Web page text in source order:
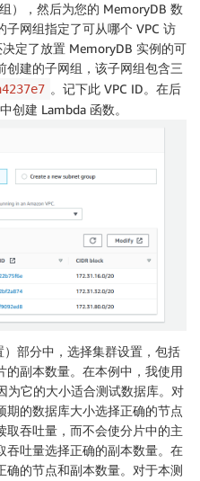
组），然后为您的 MemoryDB 数
网组指定了可从哪个 VPC 访
定了放置 MemoryDB 实例的可
创建的子网组，该子网组包含三
。记下此 VPC ID。在后
创建 Lambda 函数。
）部分中，选择集群设置，包括
的副本数量。在本例中，我使用
为它的大小适合测试数据库。对
期的数据库大小选择正确的节点
取吞吐量，而不会使分片中的主
吞吐量选择正确的副本数量。在
确的节点和副本数量。对于本测